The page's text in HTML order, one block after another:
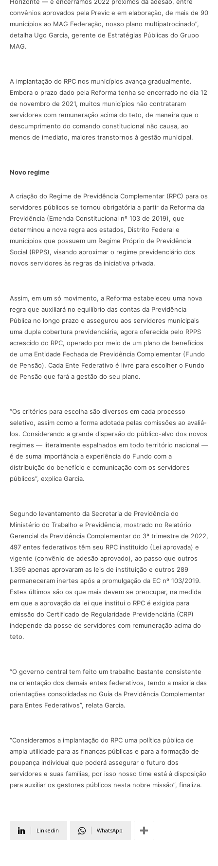
convênios aprovados pela Previc e em elaboração, de mais de 90
municípios ao MAG Federação, nosso plano multipatrocinado”,
detalha Ugo Garcia, gerente de Estratégias Públicas do Grupo
MAG.
A implantação do RPC nos municípios avança gradualmente.
Embora o prazo dado pela Reforma tenha se encerrado no dia 12
de novembro de 2021, muitos municípios não contrataram
servidores com remuneração acima do teto, de maneira que o
descumprimento do comando constitucional não causa, ao
menos de imediato, maiores transtornos à gestão municipal.
Novo regime
A criação do Regime de Previdência Complementar (RPC) para os
servidores públicos se tornou obrigatória a partir da Reforma da
Previdência (Emenda Constitucional nº 103 de 2019), que
determinou a nova regra aos estados, Distrito Federal e
municípios que possuem um Regime Próprio de Previdência
Social (RPPS), visando aproximar o regime previdenciário dos
novos servidores às regras da iniciativa privada.
Assim, em um só movimento, a Reforma estabeleceu uma nova
regra que auxiliará no equilíbrio das contas da Previdência
Pública no longo prazo e assegurou aos servidores municipais
uma dupla cobertura previdenciária, agora oferecida pelo RPPS
acrescido do RPC, operado por meio de um plano de benefícios
de uma Entidade Fechada de Previdência Complementar (Fundo
de Pensão). Cada Ente Federativo é livre para escolher o Fundo
de Pensão que fará a gestão do seu plano.
“Os critérios para escolha são diversos em cada processo
seletivo, assim como a forma adotada pelas comissões ao avaliá-
los. Considerando a grande dispersão do público-alvo dos novos
regimes — literalmente espalhados em todo território nacional —
é de suma importância a experiência do Fundo com a
distribuição do benefício e comunicação com os servidores
públicos”, explica Garcia.
Segundo levantamento da Secretaria de Previdência do
Ministério do Trabalho e Previdência, mostrado no Relatório
Gerencial da Previdência Complementar do 3º trimestre de 2022,
497 entes federativos têm seu RPC instituído (Lei aprovada) e
vigente (convênio de adesão aprovado), ao passo que outros
1.359 apenas aprovaram as leis de instituição e outros 289
permaneceram inertes após a promulgação da EC nº 103/2019.
Estes últimos são os que mais devem se preocupar, na medida
em que a aprovação da lei que institui o RPC é exigida para
emissão do Certificado de Regularidade Previdenciária (CRP)
independe da posse de servidores com remuneração acima do
teto.
“O governo central tem feito um trabalho bastante consistente
na orientação dos demais entes federativos, tendo a maioria das
orientações consolidadas no Guia da Previdência Complementar
para Entes Federativos”, relata Garcia.
“Consideramos a implantação do RPC uma política pública de
ampla utilidade para as finanças públicas e para a formação de
poupança individual que poderá assegurar o futuro dos
servidores e suas famílias, por isso nosso time está à disposição
para auxiliar os gestores públicos nesta nobre missão”, finaliza.
Linkedin WhatsApp